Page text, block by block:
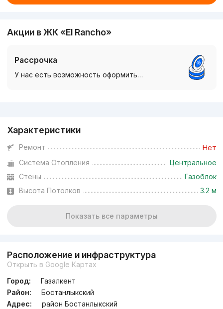
Акции в ЖК «El Rancho»
Рассрочка
У нас есть возможность оформить…
Характеристики
Ремонт Нет
Система Отопления
Центральное
Стены
Газоблок
Высота Потолков
3.2 м
Показать все параметры
Расположение и инфраструктура
Открыть в Google Картах
Город:
Газалкент
Район:
Бостанлыкский
Адрес:
район Бостанлыкский